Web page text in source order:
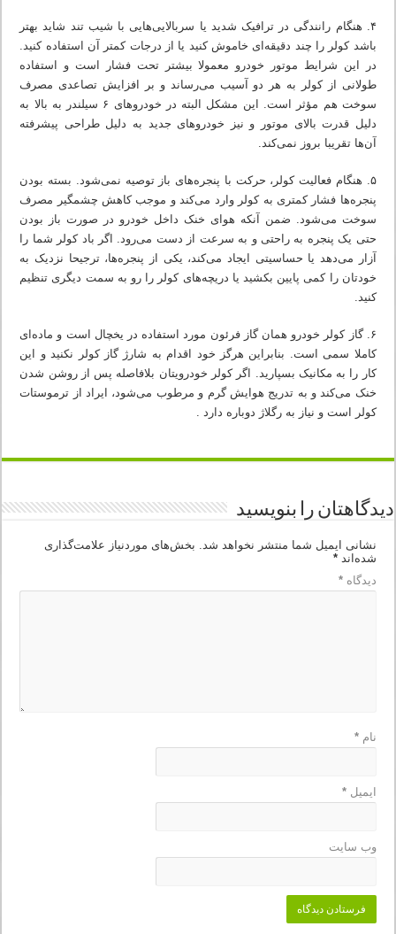
۴. هنگام رانندگی در ترافیک شدید یا سربالایی‌هایی با شیب تند شاید بهتر
باشد کولر را چند دقیقه‌ای خاموش کنید یا از درجات کمتر آن استفاده کنید.
در این شرایط موتور خودرو معمولا بیشتر تحت فشار است و استفاده
طولانی از کولر به هر دو آسیب می‌رساند و بر افزایش تصاعدی مصرف
سوخت هم مؤثر است. این مشکل البته در خودروهای ۶ سیلندر به بالا به
دلیل قدرت بالای موتور و نیز خودروهای جدید به دلیل طراحی پیشرفته
آن‌ها تقریبا بروز نمی‌کند.
۵. هنگام فعالیت کولر، حرکت با پنجره‌های باز توصیه نمی‌شود. بسته بودن
پنجره‌ها فشار کمتری به کولر وارد می‌کند و موجب کاهش چشمگیر مصرف
سوخت می‌شود. ضمن آنکه هوای خنک داخل خودرو در صورت باز بودن
حتی یک پنجره به راحتی و به سرعت از دست می‌رود. اگر باد کولر شما را
آزار می‌دهد یا حساسیتی ایجاد می‌کند، یکی از پنجره‌ها، ترجیحا نزدیک به
خودتان را کمی پایین بکشید یا دریچه‌های کولر را رو به سمت دیگری تنظیم
کنید.
۶. گاز کولر خودرو‌‌ همان گاز فرئون مورد استفاده در یخچال است و ماده‌ای
کاملا سمی است. بنابراین هرگز خود اقدام به شارژ گاز کولر نکنید و این
کار را به مکانیک بسپارید. اگر کولر خودرویتان بلافاصله پس از روشن شدن
خنک می‌کند و به تدریج هوایش گرم و مرطوب می‌شود، ایراد از ترموستات
کولر است و نیاز به رگلاژ دوباره دارد .
دیدگاهتان را بنویسید
نشانی ایمیل شما منتشر نخواهد شد.
بخش‌های موردنیاز علامت‌گذاری
شده‌اند*
دیدگاه*
نام*
ایمیل*
وب‌ سایت